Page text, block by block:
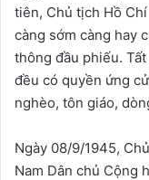
tiên, Chủ tịch Hồ
càng sớm càng hay
thông đầu phiếu.
đều có quyền ứng
nghèo, tôn giáo,
Ngày 08/9/1945,
Nam Dân chủ Cộng